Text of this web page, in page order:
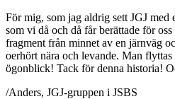
För mig, som jag aldrig sett JGJ med
som vi då och då får berättade för
fragment från minnet av en järnväg
oerhört nära och levande. Man
ögonblick! Tack för denna historia!
/Anders, JGJ-gruppen i JSBS